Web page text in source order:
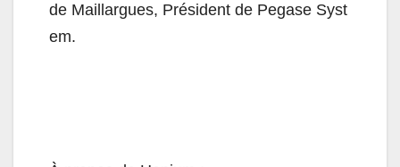
de Maillargues, Président de Pegase Syst
em.